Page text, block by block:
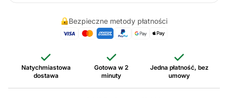
Bezpieczne metody płatności
Natychmiastowa
dostawa
Gotowa w 2
minuty
Jedna płatność, bez
umowy